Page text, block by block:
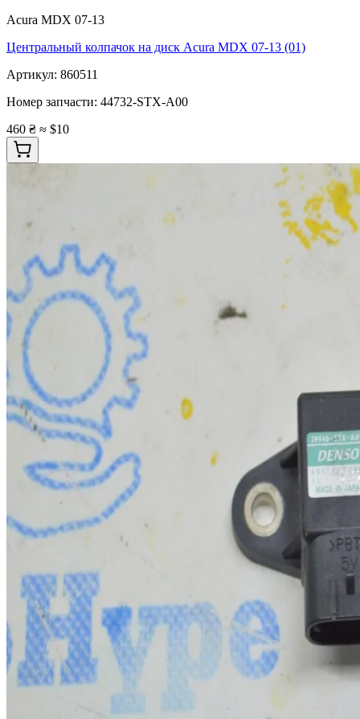
Acura MDX 07-13
Центральный колпачок на диск Acura MDX 07-13 (01)
Артикул: 860511
Номер запчасти: 44732-STX-A00
460 ₴ ≈ $10